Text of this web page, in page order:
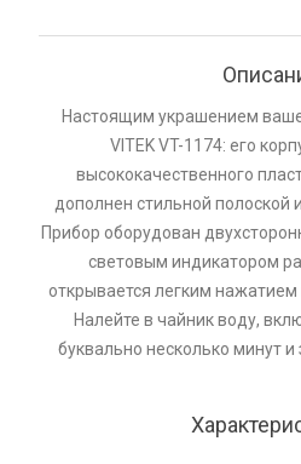
Настоящим украшением
VITEK VT-1174: его
высококачественного
дополнен стильной полоской
Прибор оборудован
световым индикатором
открывается легким
Налейте в чайник воду,
буквально несколько минут и